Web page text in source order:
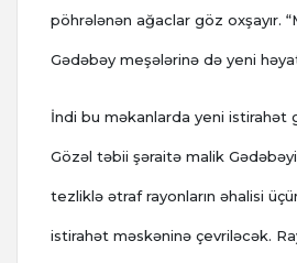
pöhrələnən ağaclar göz oxşayır.
Gədəbəy meşələrinə də yeni
İndi bu məkanlarda yeni istirahət
Gözəl təbii şəraitə malik
tezliklə ətraf rayonların əhalisi
istirahət məskəninə çevriləcək.